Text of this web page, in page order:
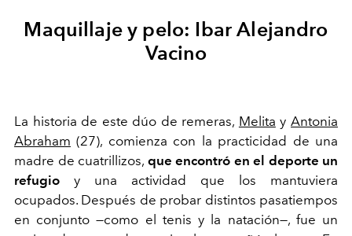
Maquillaje y pelo: Ibar Alejandro
Vacino
La historia de este dúo de remeras, Melita yAntonia
Abraham (27), comienza con la practicidad de una
madre de cuatrillizos, que encontró en el deporte un
refugio y una actividad que los mantuviera
ocupados. Después de probar distintos pasatiempos
en conjunto —como el tenis y la natación—, fue un